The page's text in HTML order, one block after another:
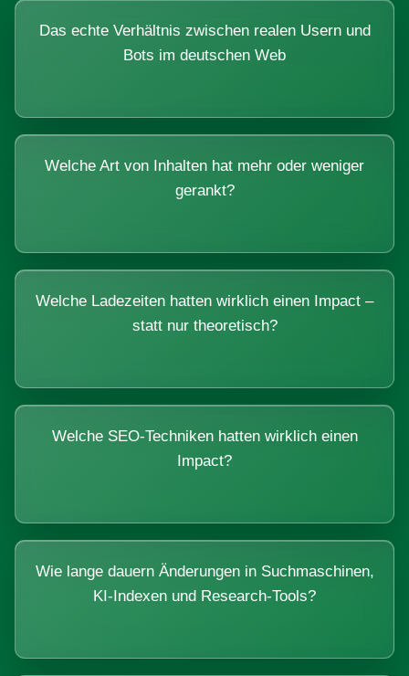
Das echte Verhältnis zwischen realen Usern und
Bots im deutschen Web
Welche Art von Inhalten hat mehr oder weniger
gerankt?
Welche Ladezeiten hatten wirklich einen Impact –
statt nur theoretisch?
Welche SEO-Techniken hatten wirklich einen
Impact?
Wie lange dauern Änderungen in Suchmaschinen,
KI-Indexen und Research-Tools?